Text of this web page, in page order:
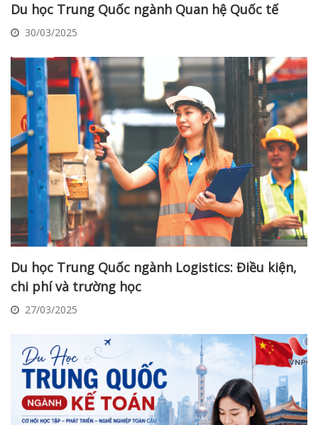
Du học Trung Quốc ngành Quan hệ Quốc tế
30/03/2025
Du học Trung Quốc ngành Logistics: Điều kiện,
chi phí và trường học
27/03/2025